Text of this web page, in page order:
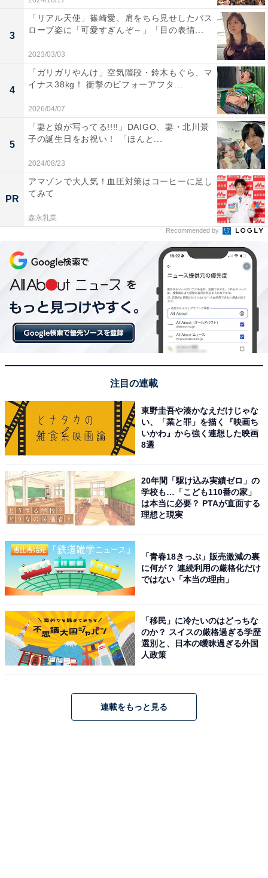
3
「リアル天使」篠崎愛、肩をちら見せしたバス
ローブ姿に「可愛すぎんぞ～」「目の表情...
2023/03/03
4
「ガリガリやんけ」空気階段・鈴木もぐら、マ
イナス38kg！ 衝撃のビフォーアフタ...
2026/04/07
5
「妻と娘が写ってる!!!!」DAIGO、妻・北川景
子の誕生日をお祝い！ 「ほんと...
2024/08/23
PR
アマゾンで大人気！血圧対策はコーヒーに足し
てみて
森永乳業
Recommended by
注目の連載
東野圭吾や湊かなえだけじゃな
い、「業と罪」を描く『映画ち
いかわ』から強く連想した映画
8選
20年間「駆け込み実績ゼロ」の
学校も…「こども110番の家」
は本当に必要？ PTAが直面する
理想と現実
「青春18きっぷ」販売激減の裏
に何が？ 連続利用の厳格化だけ
ではない「本当の理由」
「移民」に冷たいのはどっちな
のか？ スイスの厳格過ぎる学歴
選別と、日本の曖昧過ぎる外国
人政策
連載をもっと見る